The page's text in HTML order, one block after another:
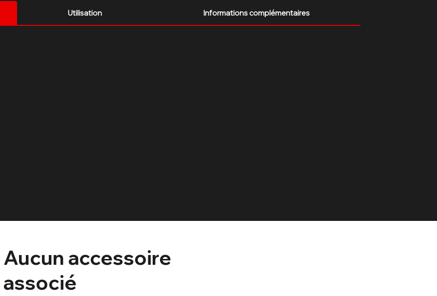
Utilisation Informations complémentaires
Aucun accessoire
associé